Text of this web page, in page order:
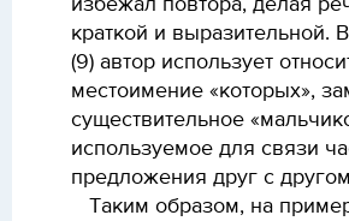
избежал повтора, делая
краткой и выразительной.
(9) автор использует
местоимение «которых»,
существительное
используемое для связи
предложения друг с
Таким образом, на